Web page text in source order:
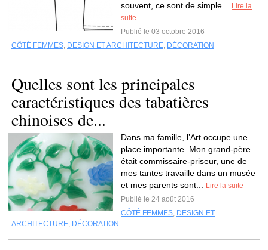
souvent, ce sont de simple...
Lire la
suite
Publié le 03 octobre 2016
CÔTÉ FEMMES, DESIGN ET ARCHITECTURE, DÉCORATION
Quelles sont les principales
caractéristiques des tabatières
chinoises de...
Dans ma famille, l’Art occupe une
place importante. Mon grand-père
était commissaire-priseur, une de
mes tantes travaille dans un musée
et mes parents sont...
Lire la suite
Publié le 24 août 2016
CÔTÉ FEMMES, DESIGN ET
ARCHITECTURE, DÉCORATION